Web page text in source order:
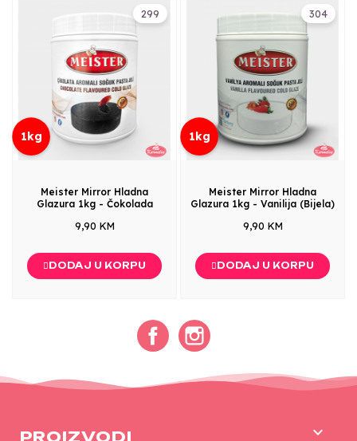
299
1kg
Meister Mirror Hladna
Glazura 1kg - Čokolada
9,90 KM
DODAJ U KORPU
304
1kg
Meister Mirror Hladna
Glazura 1kg - Vanilija (Bijela)
9,90 KM
DODAJ U KORPU
Facebook
PROIZVODI 